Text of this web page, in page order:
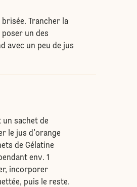
Trancher la
un des
avec un peu de jus
un sachet de
le jus d'orange
de Gélatine
env. 1
incorporer
puis le reste.